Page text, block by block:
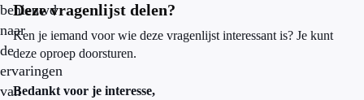
benieuwd
naar
de
ervaringen
van
Deze vragenlijst delen?
Ken je iemand voor wie deze vragenlijst interessant is? Je kunt
deze oproep doorsturen.
Bedankt voor je interesse,